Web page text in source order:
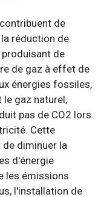
de
réduction de
de
de gaz à effet de
énergies fossiles,
le gaz naturel,
pas de CO2 lors
Cette
diminuer la
d'énergie
les émissions
l'installation de